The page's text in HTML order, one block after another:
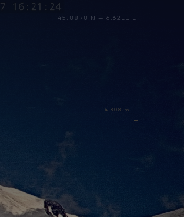
45.8878 N — 6.6211 E